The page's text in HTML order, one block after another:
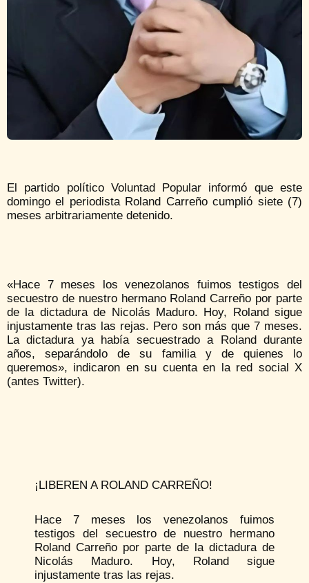
El partido político Voluntad Popular informó que este
domingo el periodista Roland Carreño cumplió siete (7)
meses arbitrariamente detenido.
«Hace 7 meses los venezolanos fuimos testigos del
secuestro de nuestro hermano Roland Carreño por parte
de la dictadura de Nicolás Maduro. Hoy, Roland sigue
injustamente tras las rejas. Pero son más que 7 meses.
La dictadura ya había secuestrado a Roland durante
años, separándolo de su familia y de quienes lo
queremos», indicaron en su cuenta en la red social X
(antes Twitter).
¡LIBEREN A ROLAND CARREÑO!
Hace 7 meses los venezolanos fuimos
testigos del secuestro de nuestro hermano
Roland Carreño por parte de la dictadura de
Nicolás Maduro. Hoy, Roland sigue
injustamente tras las rejas.